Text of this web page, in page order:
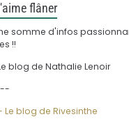
flâner
somme d'infos
!!
blog de Nathalie Lenoir
blog de Rivesinthe